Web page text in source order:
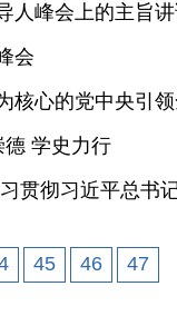
人峰会上的主旨
会
心的党中央引
学史力行
贯彻习近平总书
45 46
47